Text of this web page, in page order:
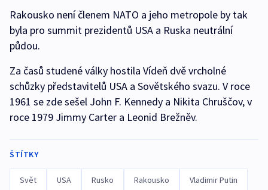
Rakousko není členem NATO a jeho metropole by tak
byla pro summit prezidentů USA a Ruska neutrální
půdou.
Za časů studené války hostila Vídeň dvě vrcholné
schůzky představitelů USA a Sovětského svazu. V roce
1961 se zde sešel John F. Kennedy a Nikita Chruščov, v
roce 1979 Jimmy Carter a Leonid Brežněv.
ŠTÍTKY
Svět USA Rusko Rakousko Vladimir Putin